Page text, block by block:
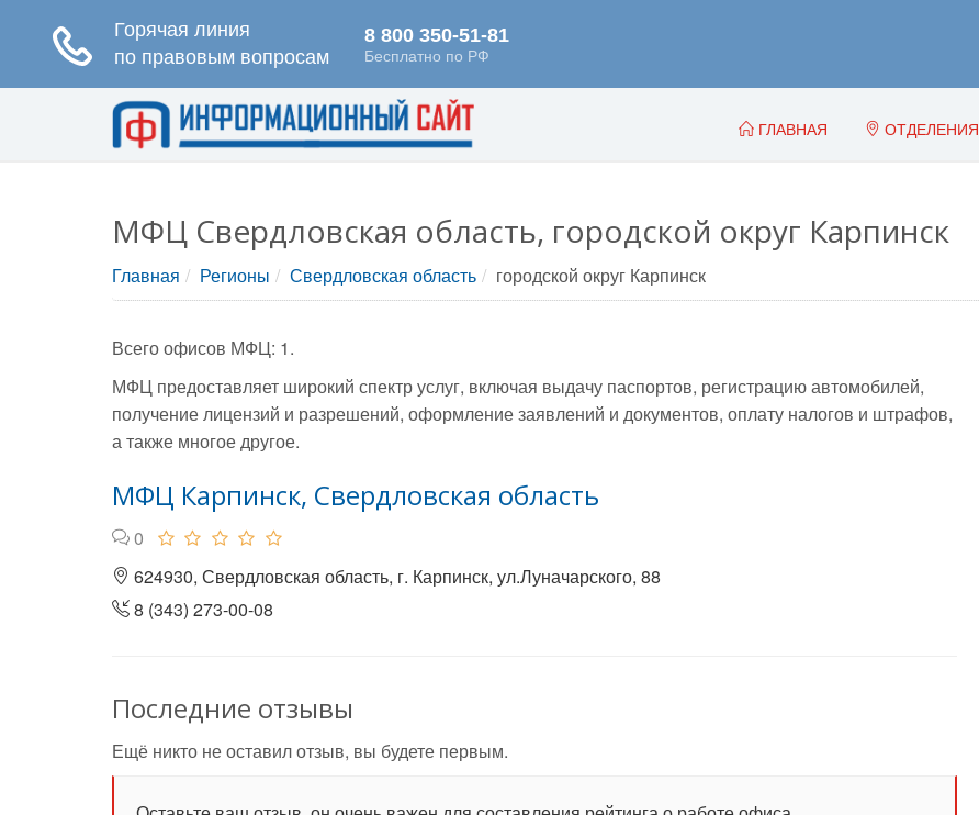
ГЛАВНАЯ ОТДЕЛЕНИЯ
МФЦ Свердловская область, городской округ Карпинск
Главная Регионы Свердловская область городской округ Карпинск
Всего офисов МФЦ: 1.
МФЦ предоставляет широкий спектр услуг, включая выдачу паспортов, регистрацию автомобилей,
получение лицензий и разрешений, оформление заявлений и документов, оплату налогов и штрафов,
а также многое другое.
МФЦ Карпинск, Свердловская область
0
624930, Свердловская область, г. Карпинск, ул.Луначарского, 88
8 (343) 273-00-08
Последние отзывы
Ещё никто не оставил отзыв, вы будете первым.